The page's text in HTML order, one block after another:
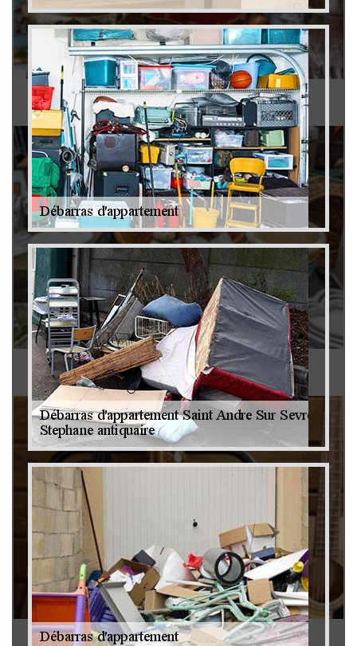
Antiquaire 79
Brocanteur 79
Rachat instrument de musique 79